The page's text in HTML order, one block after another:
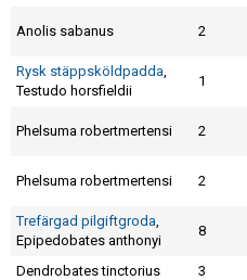
Anolis sabanus 2
Rysk stäppsköldpadda,
Testudo horsfieldii
1
Phelsuma robertmertensi 2
Phelsuma robertmertensi 2
Trefärgad pilgiftgroda,
Epipedobates anthonyi
8
Dendrobates tinctorius 3